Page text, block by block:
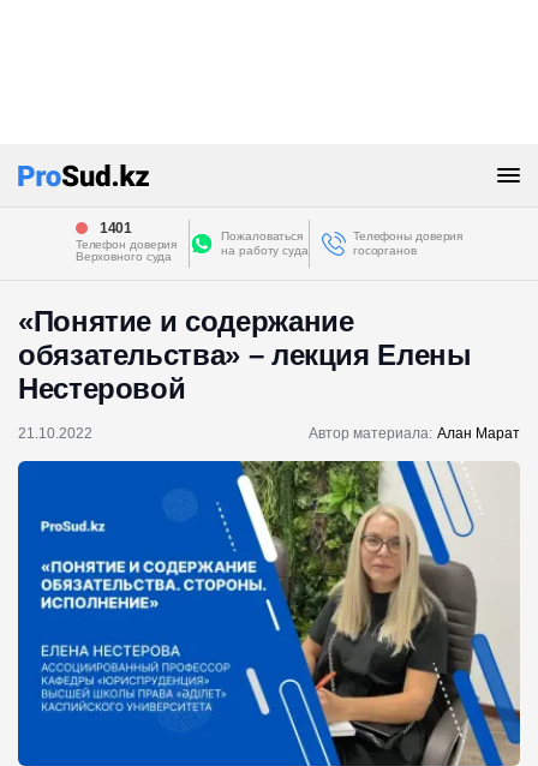
1401
Телефон доверия
Верховного суда
Пожаловаться
на работу суда
Телефоны доверия
госорганов
«Понятие и содержание
обязательства» – лекция Елены
Нестеровой
21.10.2022 Автор материала: Алан Марат